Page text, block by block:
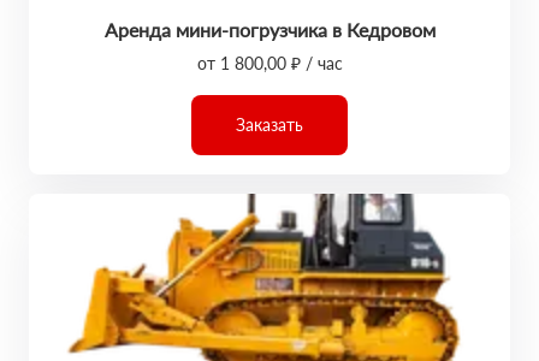
Аренда мини-погрузчика в Кедровом
от 1 800,00 ₽ / час
Заказать